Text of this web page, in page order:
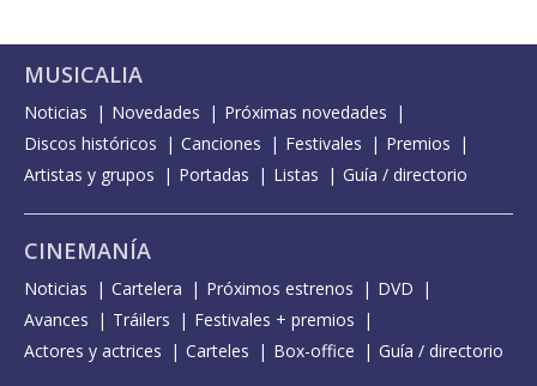
MUSICALIA
Noticias Novedades
Próximas novedades
Discos históricos
Canciones Festivales
Premios
Artistas y grupos
Portadas Listas Guía / directorio
CINEMANÍA
Noticias Cartelera Próximos estrenos
DVD
Avances
Tráilers
Festivales + premios
Actores y actrices
Carteles Box-office Guía / directorio